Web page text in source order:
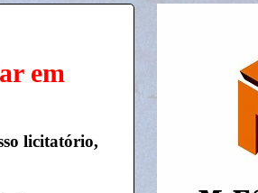
em
licitatório,